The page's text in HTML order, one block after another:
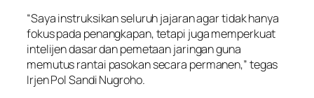
“Saya instruksikan seluruh jajaran agar tidak hanya
fokus pada penangkapan, tetapi juga memperkuat
intelijen dasar dan pemetaan jaringan guna
memutus rantai pasokan secara permanen,” tegas
Irjen Pol Sandi Nugroho.